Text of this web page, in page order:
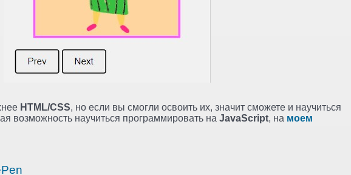
HTML/CSS, но если вы смогли освоить их, значит сможете и научиться
возможность научиться программировать на JavaScript, на моем